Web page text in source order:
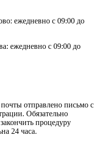
ежедневно с 09:00 до
ежедневно с 09:00 до
отправлено письмо с
Обязательно
процедуру
24 часа.